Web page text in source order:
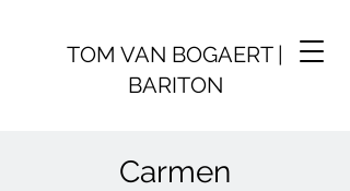
TOM VAN BOGAERT |
BARITON
Carmen